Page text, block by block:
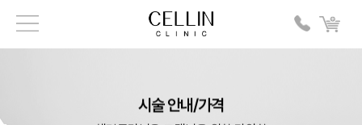
시술 안내/가격